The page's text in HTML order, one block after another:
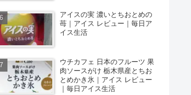
アイスの実 濃いとちおとめの
苺｜アイス レビュー｜毎日ア
イス生活
ウチカフェ 日本のフルーツ 果
肉ソースがけ 栃木県産とちお
とめかき氷｜アイス レビュー
｜毎日アイス生活